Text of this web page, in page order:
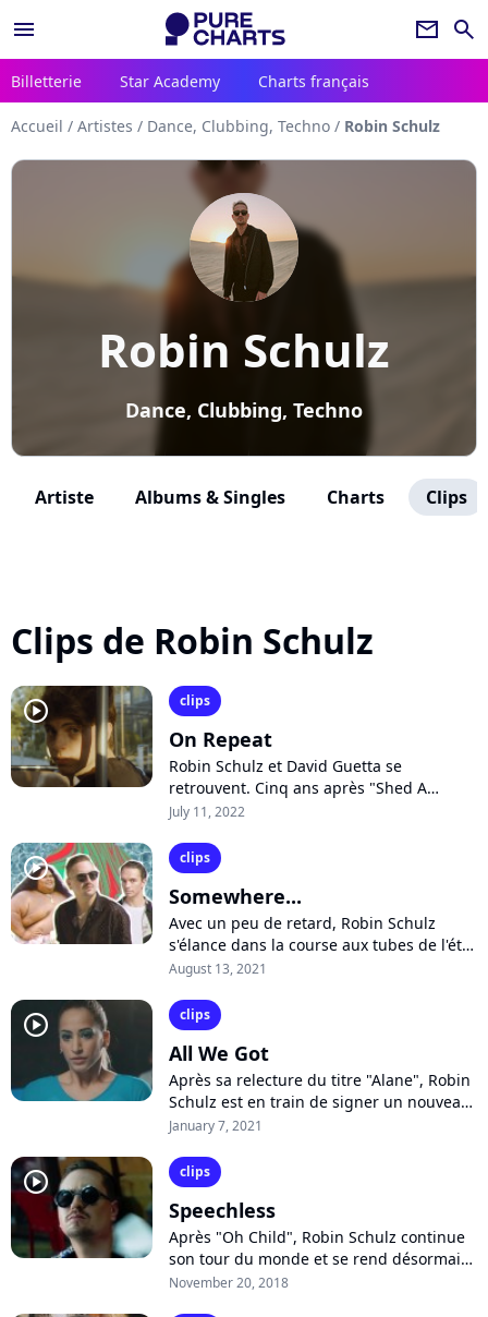
menu newsletter search
Billetterie Star Academy Charts français
Accueil / Artistes / Dance, Clubbing, Techno / Robin Schulz
Robin Schulz
Dance, Clubbing, Techno
Artiste Albums & Singles Charts Clips
Clips de Robin Schulz
player2 clips
On Repeat
Robin Schulz et David Guetta se
retrouvent. Cinq ans après "Shed A
Light", les deux DJs stars unissent leurs
déjà...
July 11, 2022
player2 clips
Somewhere...
Avec un peu de retard, Robin Schulz
s'élance dans la course aux tubes de l'été
avec son remix du grand classique
la...
August 13, 2021
player2 clips
All We Got
Après sa relecture du titre "Alane", Robin
Schulz est en train de signer un nouveau
tube avec "All We Got", partagé avec la
January 7, 2021
player2 clips
Speechless
Après "Oh Child", Robin Schulz continue
son tour du monde et se rend désormais
en Inde pour le clip de l'efficace
November 20, 2018